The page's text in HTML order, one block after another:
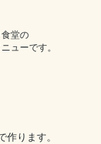
堂の
ューです。
作ります。